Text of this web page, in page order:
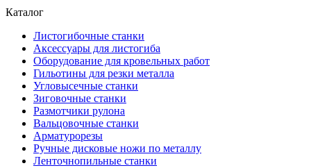
Каталог
Листогибочные станки
Аксессуары для листогиба
Оборудование для кровельных работ
Гильотины для резки металла
Угловысечные станки
Зиговочные станки
Размотчики рулона
Вальцовочные станки
Арматурорезы
Ручные дисковые ножи по металлу
Ленточнопильные станки